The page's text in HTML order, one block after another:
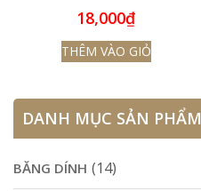
18,000₫
THÊM VÀO GIỎ
DANH MỤC SẢN PHẨM
BĂNG DÍNH (14)